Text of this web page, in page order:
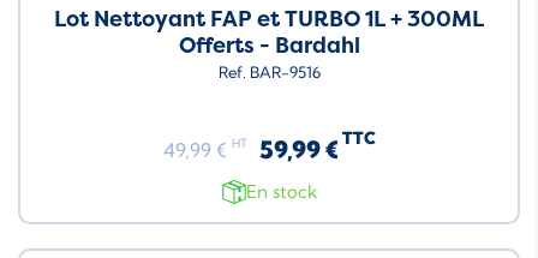
Lot Nettoyant FAP et TURBO 1L + 300ML
Offerts - Bardahl
Ref. BAR-9516
49,99 € HT 59,99 € TTC
En stock